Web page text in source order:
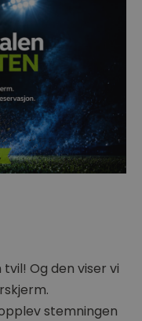
Og den viser vi
stemningen